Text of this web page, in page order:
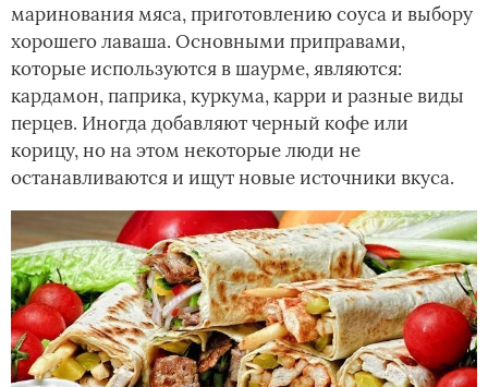
маринования мяса, приготовлению соуса и выбору
хорошего лаваша. Основными приправами,
которые используются в шаурме, являются:
кардамон, паприка, куркума, карри и разные виды
перцев. Иногда добавляют черный кофе или
корицу, но на этом некоторые люди не
останавливаются и ищут новые источники вкуса.